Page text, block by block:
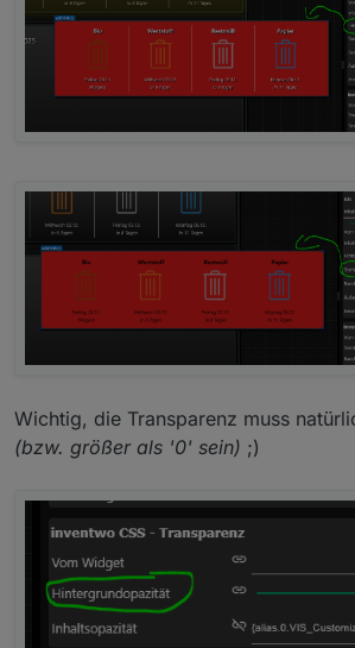
Wichtig, die Transparenz muss
(bzw. größer als '0' sein) ;)